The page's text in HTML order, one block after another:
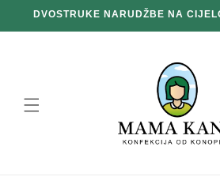
na
sadržaj
DVOSTRUKE NARUDŽBE NA